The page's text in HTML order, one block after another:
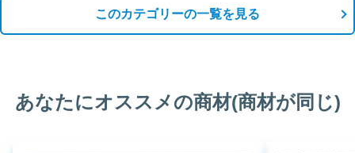
このカテゴリーの一覧を見る
あなたにオススメの商材(商材が同じ)